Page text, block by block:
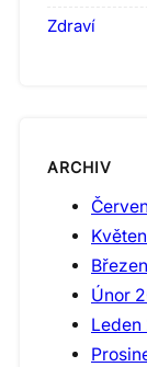
Zdraví
ARCHIV
Únor